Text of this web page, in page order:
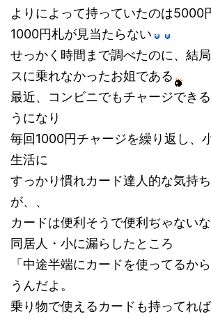
よりによって持っていたのは5000
1000円札が見当たらない
せっかく時間まで調べたのに、結
スに乗れなかったお姐である
最近、コンビニでもチャージでき
うになり
毎回1000円チャージを繰り返し、
生活に
すっかり慣れカード達人的な気持
が、、
カードは便利そうで便利ぢゃない
同居人・小に漏らしたところ
「中途半端にカードを使ってるか
うんだよ。
乗り物で使えるカードも持ってれ